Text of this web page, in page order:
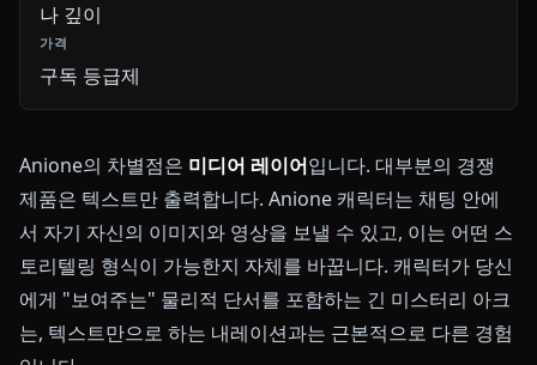
나 깊이
구독 등급제
Anione의 차별점은 미디어 레이어입니다. 대부분의 경쟁
제품은 텍스트만 출력합니다. Anione 캐릭터는 채팅 안에
서 자기 자신의 이미지와 영상을 보낼 수 있고, 이는 어떤 스
토리텔링 형식이 가능한지 자체를 바꿉니다. 캐릭터가 당신
에게 "보여주는" 물리적 단서를 포함하는 긴 미스터리 아크
는, 텍스트만으로 하는 내레이션과는 근본적으로 다른 경험